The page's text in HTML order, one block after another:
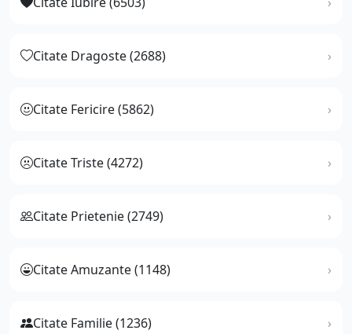
Citate Dragoste (2688)
Citate Fericire (5862)
Citate Triste (4272)
Citate Prietenie (2749)
Citate Amuzante (1148)
Citate Familie (1236)